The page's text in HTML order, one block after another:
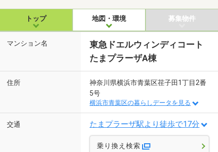
トップ 地図・環境 募集物件
マンション名
東急ドエルウィンディコート
たまプラーザA棟
住所
神奈川県横浜市青葉区荏子田1丁目2番
5号
横浜市青葉区の暮らしデータを見る
交通 たまプラーザ駅より徒歩で17分
乗り換え検索